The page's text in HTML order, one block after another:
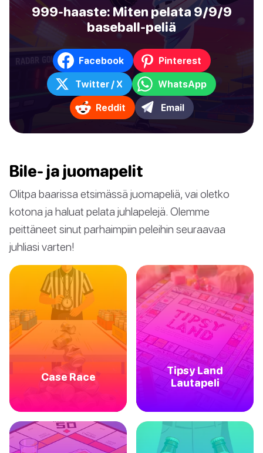
999-haaste: Miten pelata 9/9/9
baseball-peliä
Facebook Pinterest
Twitter / X WhatsApp
Reddit Email
Bile- ja juomapelit
Olitpa baarissa etsimässä juomapeliä, vai oletko
kotona ja haluat pelata juhlapelejä. Olemme
peittäneet sinut parhaimpiin peleihin seuraavaa
juhliasi varten!
Case Race
Tipsy Land
Lautapeli